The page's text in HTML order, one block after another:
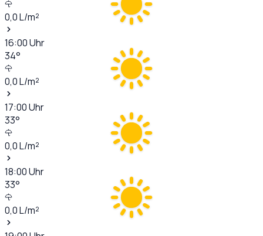
0,0L/m²
16:00Uhr
34°
0,0L/m²
17:00Uhr
33°
0,0L/m²
18:00Uhr
33°
0,0L/m²